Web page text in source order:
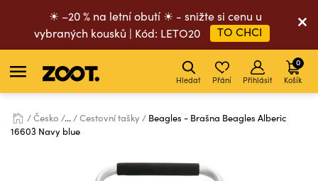
☀ –20 % na letní obutí ☀ - snižte si cenu u
vybraných kousků | Kód: LETO20
TO CHCI
Hledat Přání Přihlásit Košík
0
Česko ... Cestovní tašky
Beagles - Brašna Beagles Alberic
16603 Navy blue